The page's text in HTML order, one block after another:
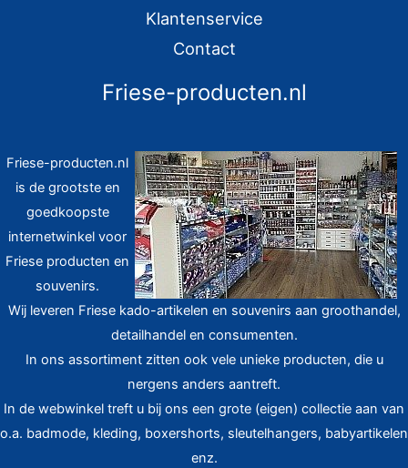
Klantenservice
Contact
Friese-producten.nl
Friese-producten.nl
is de grootste en
goedkoopste
internetwinkel voor
Friese producten en
souvenirs.
Wij leveren Friese kado-artikelen en souvenirs aan groothandel,
detailhandel en consumenten.
In ons assortiment zitten ook vele unieke producten, die u
nergens anders aantreft.
In de webwinkel treft u bij ons een grote (eigen) collectie aan van
o.a. badmode, kleding, boxershorts, sleutelhangers, babyartikelen
enz.